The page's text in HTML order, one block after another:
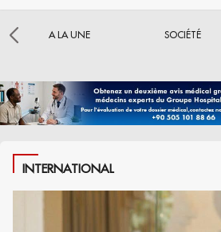
A LA UNE SOCIÉTÉ
INTERNATIONAL